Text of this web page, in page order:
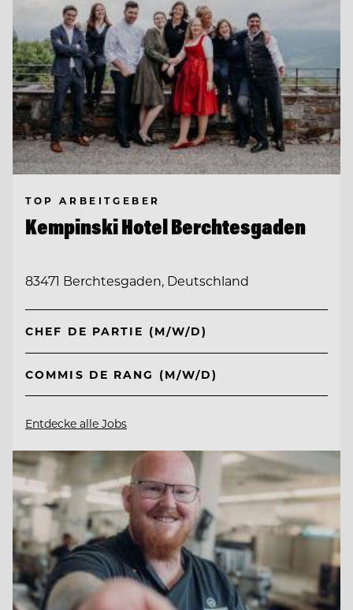
TOP ARBEITGEBER
Kempinski Hotel Berchtesgaden
83471 Berchtesgaden, Deutschland
CHEF DE PARTIE (M/W/D)
COMMIS DE RANG (M/W/D)
Entdecke alle Jobs